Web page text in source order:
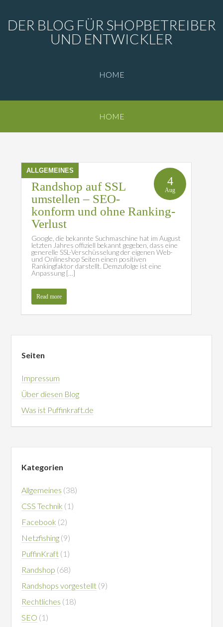
DER BLOG FÜR SHOPBETREIBER
UND ENTWICKLER
HOME
HOME
ALLGEMEINES
4
Aug
Randshop auf SSL
umstellen – SEO-
konform und ohne Ranking-
Verlust
Google, die bekannte Suchmaschine hat im August
letzten Jahres offiziell bekannt gegeben, dass eine
generelle SSL-Verschüsselung der eigenen Web-
und Onlineshop Seiten einen positiven
Rankingfaktor darstellt. Demzufolge ist eine
Anpassung […]
Read more
Seiten
Impressum
Über diesen Blog
Was ist Puffinkraft.de
Kategorien
Allgemeines (38)
CSS Technik (1)
Facebook (2)
Netzfishing (9)
PuffinKraft (1)
Randshop (68)
Randshops vorgestellt (9)
Rechtliches (18)
SEO (1)